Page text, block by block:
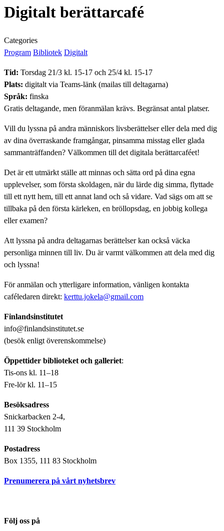
Digitalt berättarcafé
Categories
Program Bibliotek Digitalt
Tid: Torsdag 21/3 kl. 15-17 och 25/4 kl. 15-17
Plats: digitalt via Teams-länk (mailas till deltagarna)
Språk: finska
Gratis deltagande, men föranmälan krävs. Begränsat antal platser.
Vill du lyssna på andra människors livsberättelser eller dela med dig
av dina överraskande framgångar, pinsamma misstag eller glada
sammanträffanden? Välkommen till det digitala berättarcaféet!
Det är ett utmärkt ställe att minnas och sätta ord på dina egna
upplevelser, som första skoldagen, när du lärde dig simma, flyttade
till ett nytt hem, till ett annat land och så vidare. Vad sägs om att se
tillbaka på den första kärleken, en bröllopsdag, en jobbig kollega
eller examen?
Att lyssna på andra deltagarnas berättelser kan också väcka
personliga minnen till liv. Du är varmt välkommen att dela med dig
och lyssna!
För anmälan och ytterligare information, vänligen kontakta
caféledaren direkt: kerttu.jokela@gmail.com
Finlandsinstitutet
info@finlandsinstitutet.se
(besök enligt överenskommelse)
Öppettider biblioteket och galleriet:
Tis-ons kl. 11–18
Fre-lör kl. 11–15
Besöksadress
Snickarbacken 2-4,
111 39 Stockholm
Postadress
Box 1355, 111 83 Stockholm
Prenumerera på vårt nyhetsbrev
Följ oss på